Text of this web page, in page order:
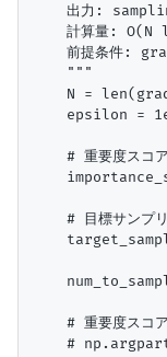
出力:
計算量: O(N
前提条件:
    """
N =
epsilon =
# 重要度スコ
# 目標サンプ
# 重要度スコ
#